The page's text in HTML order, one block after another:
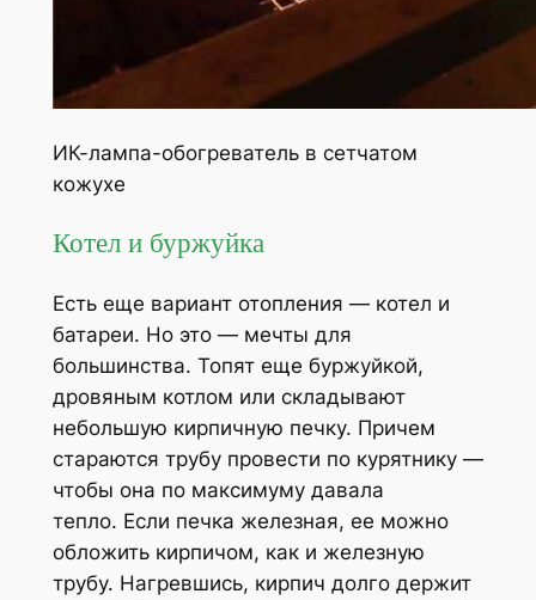
ИК-лампа-обогреватель в сетчатом
кожухе
Котел и буржуйка
Есть еще вариант отопления — котел и
батареи. Но это — мечты для
большинства. Топят еще буржуйкой,
дровяным котлом или складывают
небольшую кирпичную печку. Причем
стараются трубу провести по курятнику —
чтобы она по максимуму давала
тепло. Если печка железная, ее можно
обложить кирпичом, как и железную
трубу. Нагревшись, кирпич долго держит